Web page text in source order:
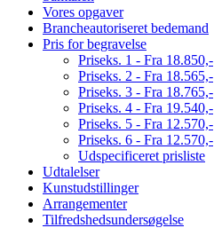
Vores opgaver
Brancheautoriseret bedemand
Pris for begravelse
Priseks. 1 - Fra 18.850,-
Priseks. 2 - Fra 18.565,-
Priseks. 3 - Fra 18.765,-
Priseks. 4 - Fra 19.540,-
Priseks. 5 - Fra 12.570,-
Priseks. 6 - Fra 12.570,-
Udspecificeret prisliste
Udtalelser
Kunstudstillinger
Arrangementer
Tilfredshedsundersøgelse